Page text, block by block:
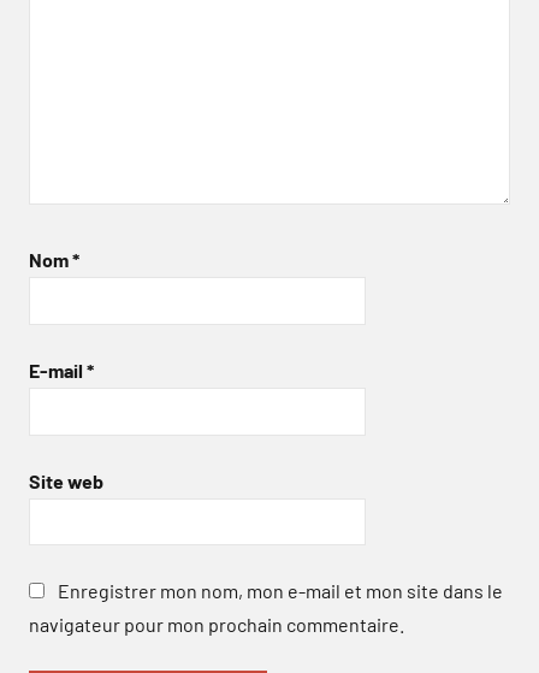
Nom*
E-mail *
Site web
Enregistrer mon nom, mon e-mail et mon site dans le
navigateur pour mon prochain commentaire.